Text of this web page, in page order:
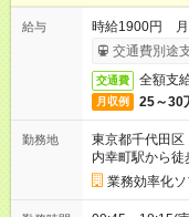
給与
時給1900円 月
交通費別途
交通費 全額支
月収例 25～30
勤務地
東京都千代田区
内幸町駅から徒
業務効率化